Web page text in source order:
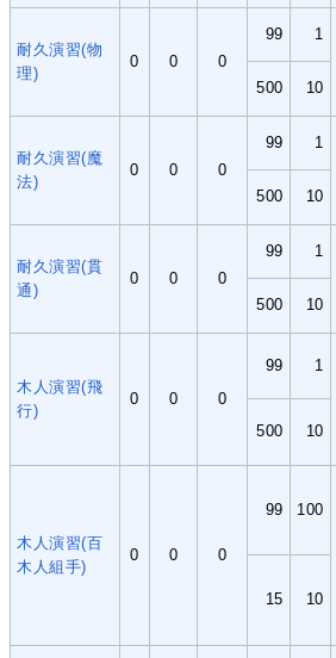
耐久演習(物
理)
0 0 0
99 1
500 10
耐久演習(魔
法)
0 0 0
99 1
500 10
耐久演習(貫
通)
0 0 0
99 1
500 10
木人演習(飛
行)
0 0 0
99 1
500 10
木人演習(百
木人組手)
0 0 0
99 100
15 10